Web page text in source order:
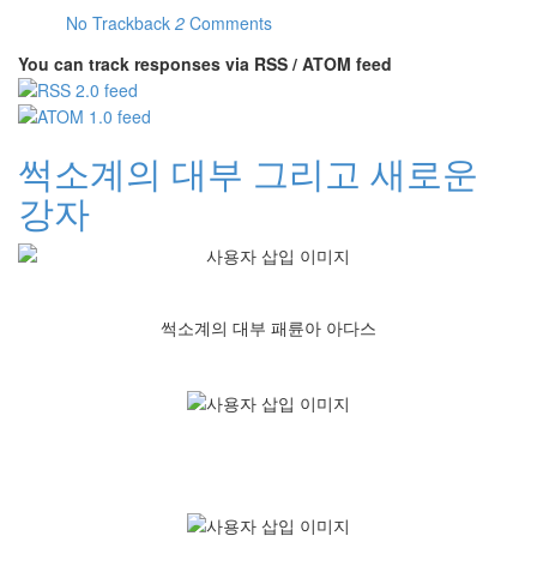
No Trackback 2 Comments
You can track responses via RSS / ATOM feed
썩소계의 대부 그리고 새로운
강자
썩소계의 대부 패륜아 아다스